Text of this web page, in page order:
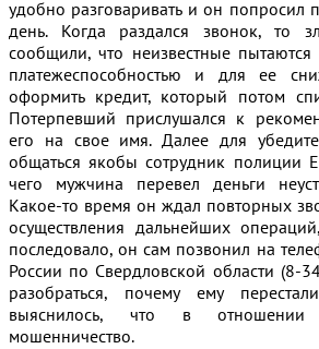
удобно разговаривать и он попросил
день. Когда раздался звонок, то
сообщили, что неизвестные пытаются
платежеспособностью и для ее
оформить кредит, который потом
Потерпевший прислушался к
его на свое имя. Далее для
общаться якобы сотрудник полиции
чего мужчина перевел деньги
Какое-то время он ждал повторных
осуществления дальнейших
последовало, он сам позвонил на
России по Свердловской области (8-
разобраться, почему ему
выяснилось, что в отношении
мошенничество.